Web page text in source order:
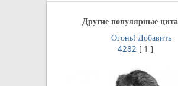
Другие популярные
Огонь! Добавить
4282 [ 1 ]